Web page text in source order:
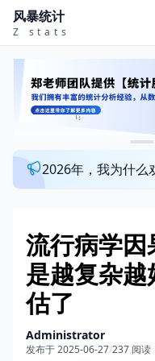
风暴统计
Z stats
流行病学
是越复杂
估了
Administrator
发布于 2025-06-27/237 阅读